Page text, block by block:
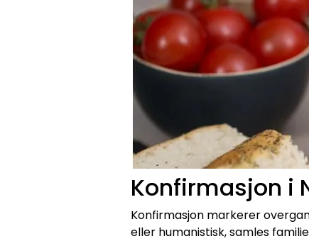
Konfirmasjon i
Konfirmasjon markerer
eller humanistisk, samles